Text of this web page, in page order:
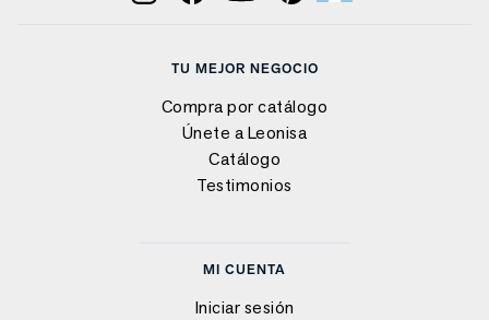
TU MEJOR NEGOCIO
Compra por catálogo
Únete a Leonisa
Catálogo
Testimonios
MI CUENTA
Iniciar sesión